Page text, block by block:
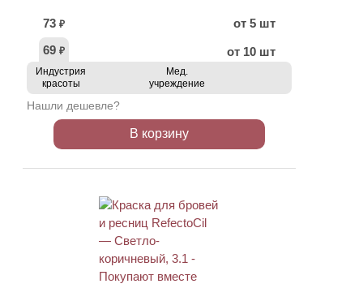
73 ₽
от 5 шт
69 ₽ от 10 шт
Индустрия
красоты
Мед.
учреждение
Нашли дешевле?
В корзину